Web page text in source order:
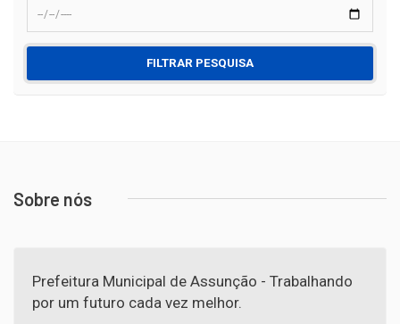
FILTRAR PESQUISA
Sobre nós
Prefeitura Municipal de Assunção - Trabalhando
por um futuro cada vez melhor.